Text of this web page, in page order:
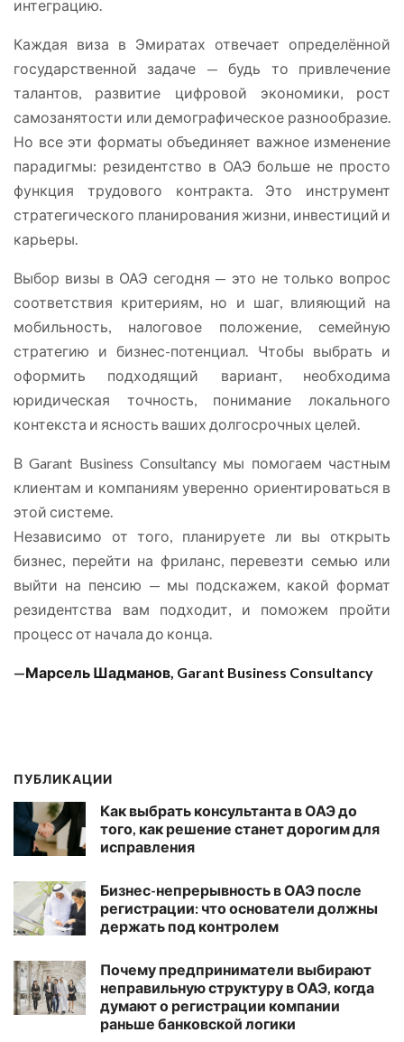
интеграцию.
Каждая виза в Эмиратах отвечает определённой
государственной задаче — будь то привлечение
талантов, развитие цифровой экономики, рост
самозанятости или демографическое разнообразие.
Но все эти форматы объединяет важное изменение
парадигмы: резидентство в ОАЭ больше не просто
функция трудового контракта. Это инструмент
стратегического планирования жизни, инвестиций и
карьеры.
Выбор визы в ОАЭ сегодня — это не только вопрос
соответствия критериям, но и шаг, влияющий на
мобильность, налоговое положение, семейную
стратегию и бизнес-потенциал. Чтобы выбрать и
оформить подходящий вариант, необходима
юридическая точность, понимание локального
контекста и ясность ваших долгосрочных целей.
В Garant Business Consultancy мы помогаем частным
клиентам и компаниям уверенно ориентироваться в
этой системе.
Независимо от того, планируете ли вы открыть
бизнес, перейти на фриланс, перевезти семью или
выйти на пенсию — мы подскажем, какой формат
резидентства вам подходит, и поможем пройти
процесс от начала до конца.
—Марсель Шадманов, Garant Business Consultancy
ПУБЛИКАЦИИ
Как выбрать консультанта в ОАЭ до
того, как решение станет дорогим для
исправления
Бизнес-непрерывность в ОАЭ после
регистрации: что основатели должны
держать под контролем
Почему предприниматели выбирают
неправильную структуру в ОАЭ, когда
думают о регистрации компании
раньше банковской логики